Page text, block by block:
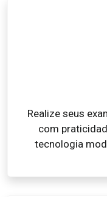
Realize seus
com
tecnologia